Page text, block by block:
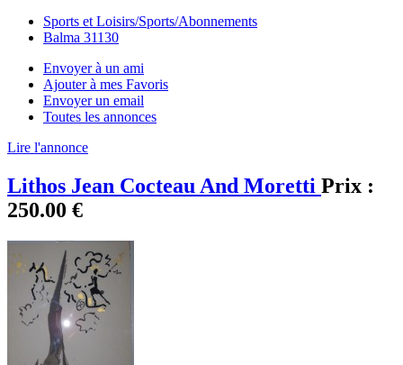
Sports et Loisirs/Sports/Abonnements
Balma 31130
Envoyer à un ami
Ajouter à mes Favoris
Envoyer un email
Toutes les annonces
Lire l'annonce
Lithos Jean Cocteau And Moretti Prix :
250.00 €